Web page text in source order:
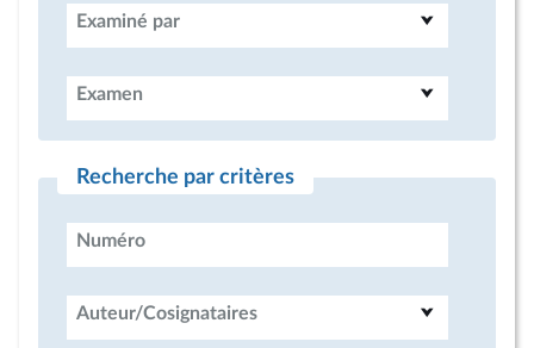
Examiné par
Examen
Recherche par critères
Numéro
Auteur/Cosignataires